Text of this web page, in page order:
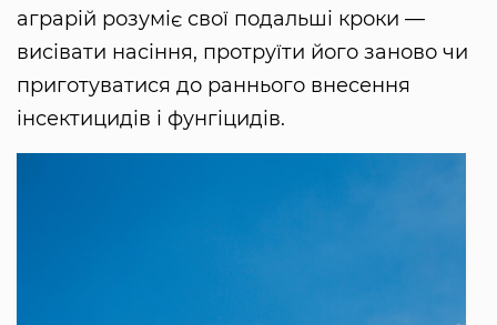
аграрій розуміє свої подальші кроки —
висівати насіння, протруїти його заново чи
приготуватися до раннього внесення
інсектицидів і фунгіцидів.